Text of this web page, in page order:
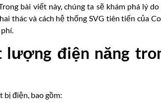
bài viết này, chúng ta sẽ khám phá lý
thác và cách hệ thống SVG tiên tiến của
lượng điện năng
điện, bao gồm: